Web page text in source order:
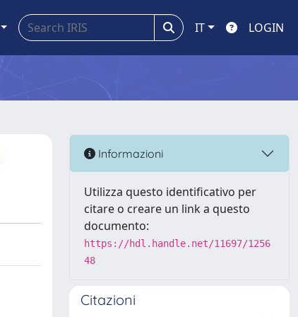
IT LOGIN
Informazioni
Utilizza questo identificativo per
citare o creare un link a questo
documento:
https://hdl.handle.net/11697/1256
48
Citazioni